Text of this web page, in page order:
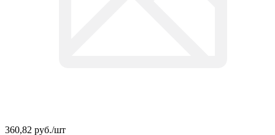
360,82 руб./шт